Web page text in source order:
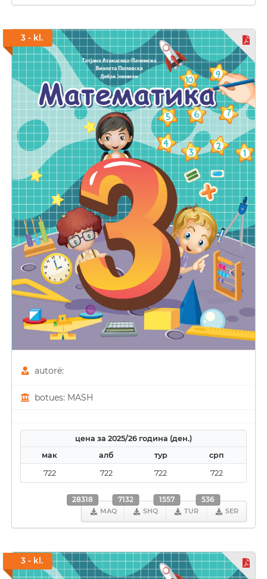
3 - kl.
autorë:
botues: MASH
цена за 2025/26 година (ден.)
мак
алб тур
срп
722
722 722 722
MAQ
28318
SHQ
7132
TUR
1557
SER
536
3 - kl.